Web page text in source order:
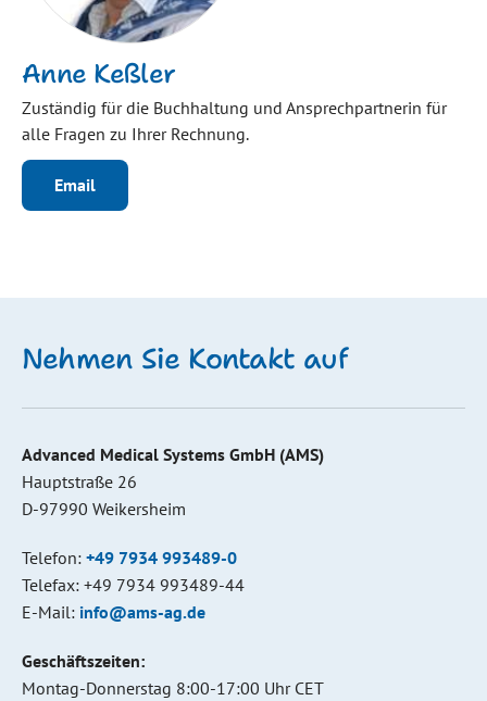
Anne Keßler
Zuständig für die Buchhaltung und Ansprechpartnerin für
alle Fragen zu Ihrer Rechnung.
Email
Nehmen Sie Kontakt auf
Advanced Medical Systems GmbH (AMS)
Hauptstraße 26
D-97990 Weikersheim
Telefon: +49 7934 993489-0
Telefax: +49 7934 993489-44
E-Mail: info@ams-ag.de
Geschäftszeiten:
Montag-Donnerstag 8:00-17:00 Uhr CET